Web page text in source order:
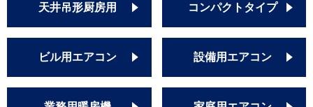
天井吊形厨房用 コンパクトタイプ
ビル用エアコン 設備用エアコン